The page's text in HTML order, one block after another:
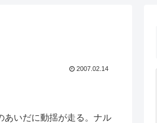
2007.02.14
いだに動揺が走る。ナル